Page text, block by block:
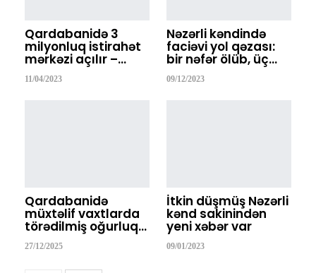
Qardabanidə 3
milyonluq istirahət
mərkəzi açılır –…
11/04/2023
Nəzərli kəndində
faciəvi yol qəzası:
bir nəfər ölüb, üç…
09/12/2023
Qardabanidə
müxtəlif vaxtlarda
törədilmiş oğurluq…
27/12/2025
İtkin düşmüş Nəzərli
kənd sakinindən
yeni xəbər var
09/01/2023